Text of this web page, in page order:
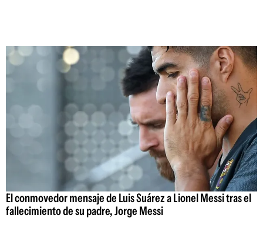
El conmovedor mensaje de Luis Suárez a Lionel Messi tras el
fallecimiento de su padre, Jorge Messi